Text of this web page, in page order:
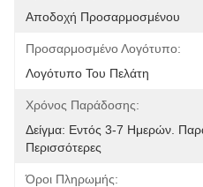
Αποδοχή Προσαρμοσμένου
Προσαρμοσμένο Λογότυπο:
Λογότυπο Του Πελάτη
Χρόνος Παράδοσης:
Δείγμα: Εντός 3-7 Ημερών.
Περισσότερες
Όροι Πληρωμής: